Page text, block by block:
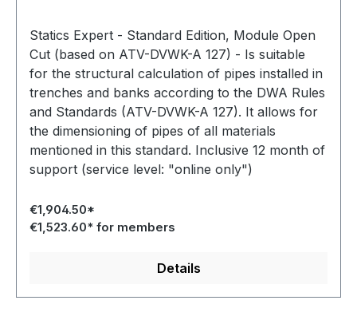
Statics Expert - Standard Edition, Module Open
Cut (based on ATV-DVWK-A 127) - Is suitable
for the structural calculation of pipes installed in
trenches and banks according to the DWA Rules
and Standards (ATV-DVWK-A 127). It allows for
the dimensioning of pipes of all materials
mentioned in this standard. Inclusive 12 month of
support (service level: "online only")
€1,904.50*
€1,523.60* for members
Details